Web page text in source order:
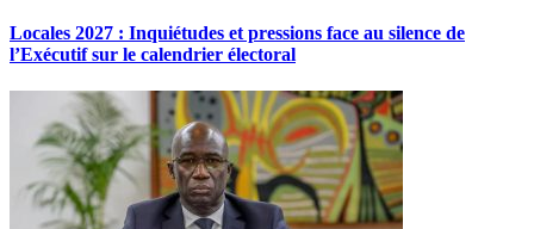
Locales 2027 : Inquiétudes et pressions face au silence de
l’Exécutif sur le calendrier électoral